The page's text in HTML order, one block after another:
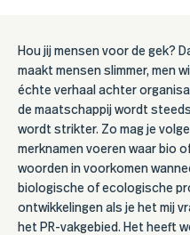
Hou jij mensen voor de gek?
maakt mensen slimmer, men
échte verhaal achter
de maatschappij wordt
wordt strikter. Zo mag je
merknamen voeren waar bio
woorden in voorkomen
biologische of ecologische
ontwikkelingen als je het mij
het PR-vakgebied. Het heeft